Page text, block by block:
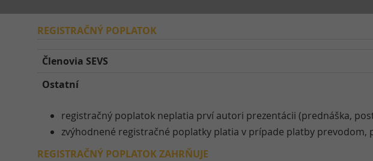
REGISTRAČNÝ POPLATOK
Členovia SEVS
Ostatní
registračný poplatok neplatia prví autori prezentácii (prednáška,
zvýhodnené registračné poplatky platia v prípade platby
REGISTRAČNÝ POPLATOK ZAHRŇUJE